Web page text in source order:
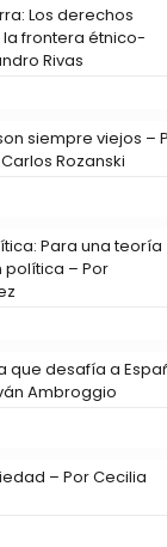
Los derechos
frontera étnico-
Rivas
siempre viejos –
Rozanski
Para una teoría
– Por
que desafía a
Ambroggio
– Por Cecilia